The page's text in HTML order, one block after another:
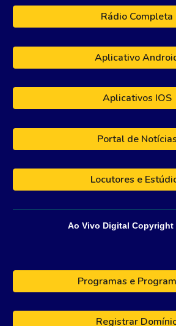
Rádio Completa
Aplicativo
Aplicativos IOS
Portal de Notícias
Locutores e
Ao Vivo Digital Copyright
Programas e
Registrar